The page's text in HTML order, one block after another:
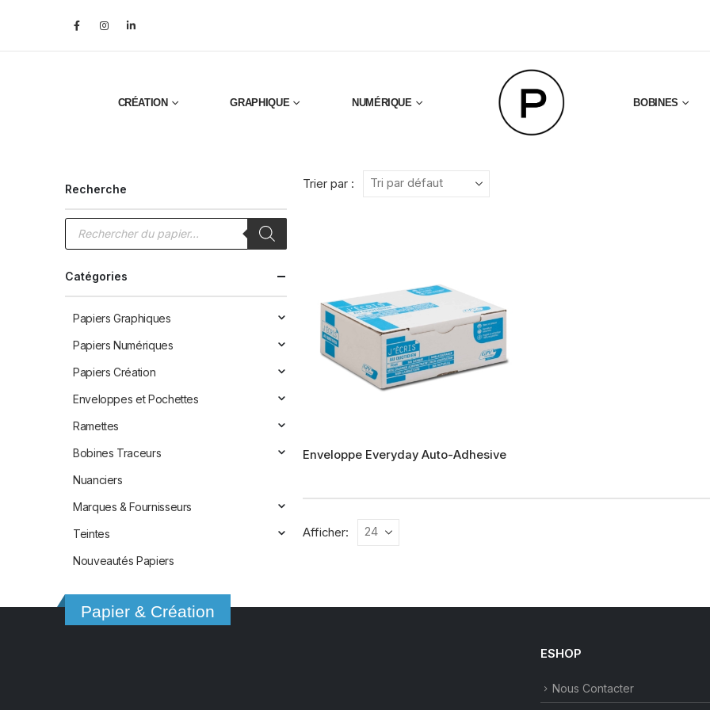
CRÉATION GRAPHIQUE NUMÉRIQUE BOBINES
Trier par :
produit
plusieurs
variations.
Les
choisies
Enveloppe Everyday Auto-Adhesive
Afficher:
Recherche
Recherche
produits
Catégories
Papiers Graphiques
Papiers Numériques
Papiers Création
Enveloppes et Pochettes
Ramettes
Bobines Traceurs
Nuanciers
Marques & Fournisseurs
Teintes
Nouveautés Papiers
Papier & Création
ESHOP
Nous Contacter